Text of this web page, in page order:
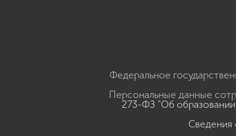
Федеральное
Персональные данные
273-ФЗ "Об
Сведения